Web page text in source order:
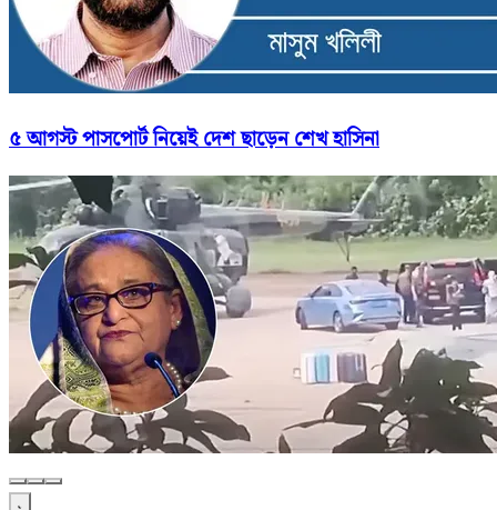
৫ আগস্ট পাসপোর্ট নিয়েই দেশ ছাড়েন শেখ হাসিনা